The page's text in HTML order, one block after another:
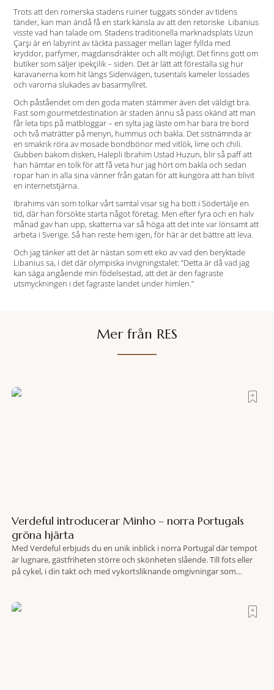
Trots att den romerska stadens ruiner tuggats sönder av tid­ens
tänder, kan man ändå få en stark känsla av att den retoriske ­ Libanius
visste vad han talade om. Stadens traditionella marknadsplats Uzun
Çarşı är en labyrint av täckta passager mellan ­lager fyllda med
kryddor, parfymer, magdansdräkter och allt möjligt. Det finns gott om
butiker som säljer ipekçilik – ­siden. Det är lätt att föreställa sig hur
karavanerna kom hit längs ­Sidenvägen, tusentals kameler lossades
och varorna slukades av basarmyllret.
Och påståendet om den goda maten stämmer även det väldigt bra.
Fast som gourmetdestination är staden ännu så pass okänd att man
får leta tips på matbloggar – en sylta jag läste om har bara tre bord
och två maträtter på menyn, hummus och bakla. Det sistnämnda är
en smakrik röra av mosade bondbönor med vitlök, lime och chili.
Gubben bakom disken, Halepli Ibrahim Ustad Huzun, blir så paff att
han hämtar en tolk för att få veta hur jag hört om bakla och sedan
ropar han in alla sina vänner från gatan för att kungöra att han blivit
en internetstjärna.
Ibrahims vän som tolkar vårt samtal visar sig ha bott i Södertälje en
tid, där han försökte starta något företag. Men efter fyra och en halv
månad gav han upp, skatterna var så höga att det inte var lönsamt att
arbeta i Sverige. Så han reste hem igen, för här är det bättre att leva.
Och jag tänker att det är nästan som ett eko av vad den beryktade
Libanius sa, i det där olympiska invigningstalet: ”Detta är då vad jag
kan säga angående min födelsestad, att det är den fagraste
utsmyckningen i det fagraste landet under himlen.”
Mer från RES
Verdeful introducerar Minho – norra Portugals
gröna hjärta
Med Verdeful erbjuds du en unik inblick i norra Portugal där tempot
är lugnare, gästfriheten större och skönheten slående. Till fots eller
på cykel, i din takt och med vykortsliknande omgivningar som
travel när det